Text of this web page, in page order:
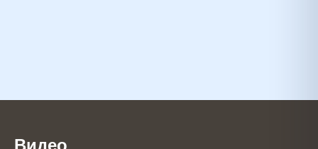
Видео